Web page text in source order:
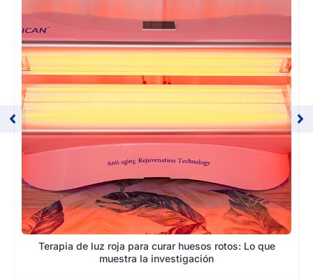
Terapia de luz roja para curar huesos rotos: Lo que
muestra la investigación